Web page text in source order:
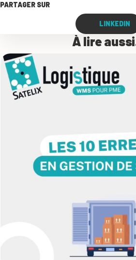
PARTAGER SUR
LINKEDIN
À lire